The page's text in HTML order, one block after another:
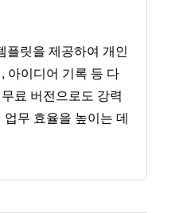
플릿을 제공하여 개인
아이디어 기록 등 다
료 버전으로도 강력
무 효율을 높이는 데